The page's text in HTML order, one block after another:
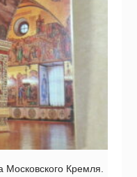
Московского Кремля.